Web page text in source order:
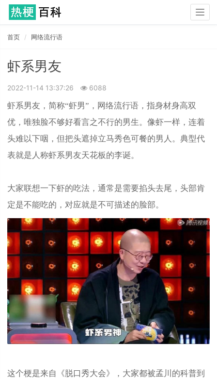
首页 网络流行语
虾系男友
2022-11-14 13:37:26 6088
虾系男友，简称“虾男”，网络流行语，指‌‌‌‌‌‌‌‌‌‌‌身材身高双
优，唯独脸不够好看言之不行的男生。像虾一样，连着
头难以下咽，但把头遮掉立马秀色可餐的男人。典型代
表就是人称虾系男友天花板的李诞。
大家联想一下虾的吃法，通常是需要掐头去尾，头部肯
定是不能吃的，对应就是不可描述的脸部。
这个梗是来自《脱口秀大会》，大家都被孟川的科普到